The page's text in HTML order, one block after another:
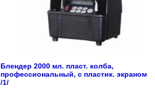
Блендер 2000 мл. пласт. колба,
профессиональный, с пластик. экраном
/1/